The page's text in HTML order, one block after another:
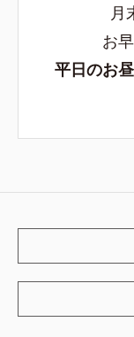
月
お
平日のお